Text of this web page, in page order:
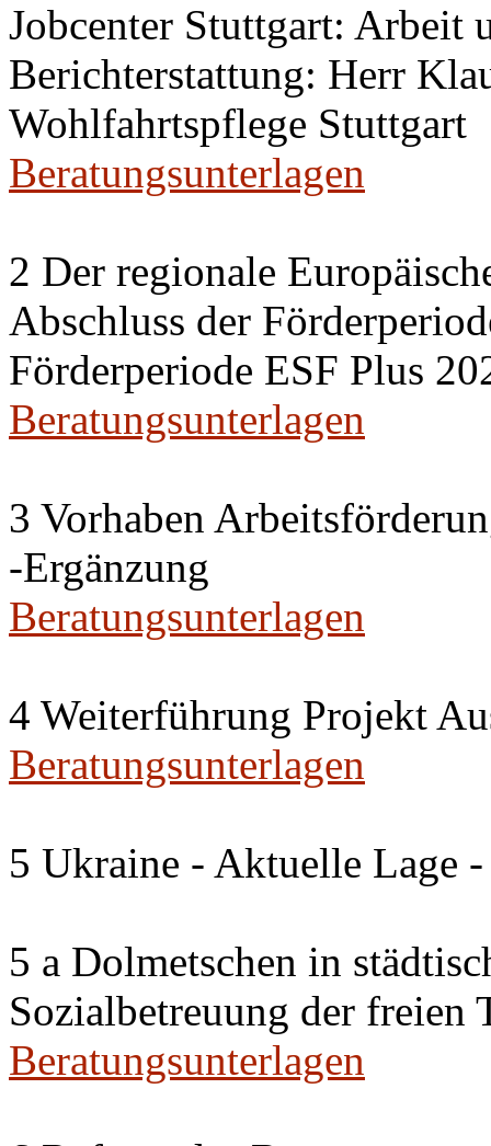
Jobcenter Stuttgart: Arbeit
Berichterstattung: Herr
Wohlfahrtspflege Stuttgart
Beratungsunterlagen
2 Der regionale
Abschluss der
Förderperiode ESF Plus
Beratungsunterlagen
3 Vorhaben
-Ergänzung
Beratungsunterlagen
4 Weiterführung Projekt
Beratungsunterlagen
5 Ukraine - Aktuelle Lage
5 a Dolmetschen in
Sozialbetreuung der freien
Beratungsunterlagen